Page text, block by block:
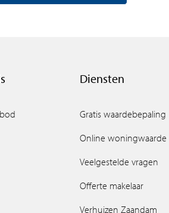
Diensten
Gratis waardebepaling
Online woningwaarde
Veelgestelde vragen
Offerte makelaar
Verhuizen Zaandam